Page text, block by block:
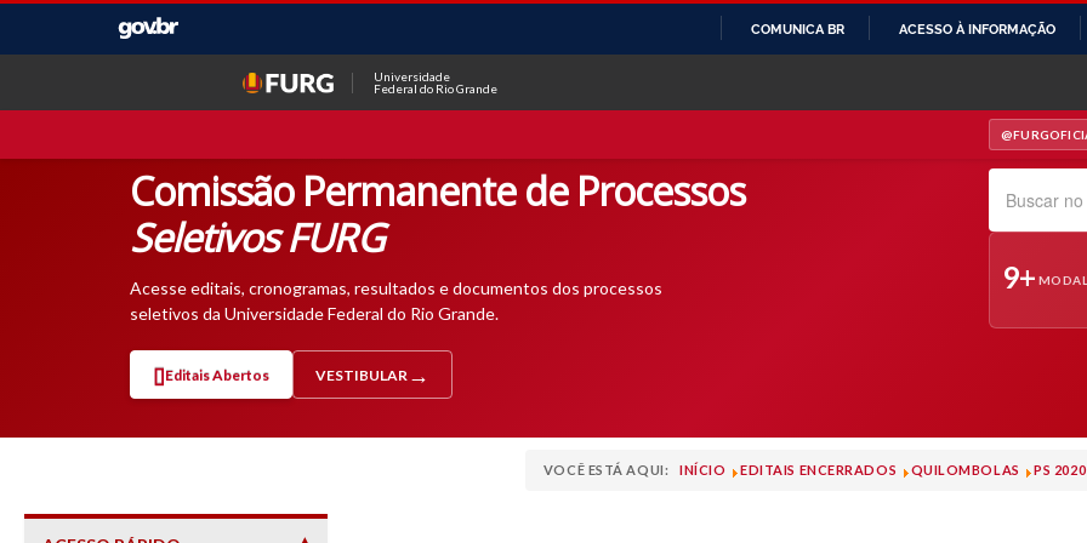
COMUNICA BR ACESSO À INFORMAÇÃO
Universidade
Federal do Rio Grande
—
Comissão Permanente de Processos
Seletivos FURG
Acesse editais, cronogramas, resultados e documentos dos processos
seletivos da Universidade Federal do Rio Grande.
Editais Abertos VESTIBULAR
— ABRE EM NOVA ABA
Pesquisar no
9+
VOCÊ ESTÁ AQUI: INÍCIO EDITAIS ENCERRADOS QUILOMBOLAS PS